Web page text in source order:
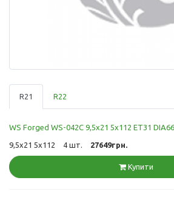
R21 R22
WS Forged WS-042C 9,5x21 5x112 ET31
9,5x21 5x112 4 шт. 27649грн.
Купити